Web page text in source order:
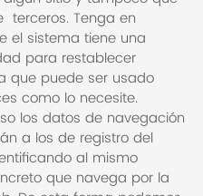
terceros. Tenga en
el sistema tiene una
para restablecer
que puede ser usado
como lo necesite.
los datos de navegación
a los de registro del
al mismo
que navega por la